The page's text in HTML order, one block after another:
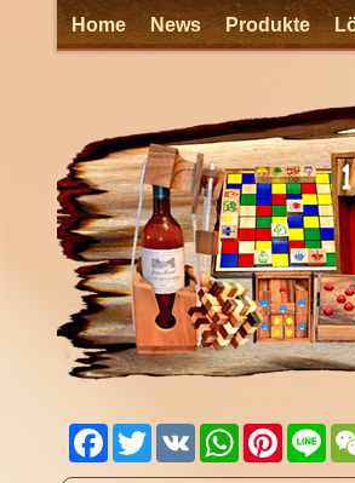
Home News Produkte
Facebook
TwitterVK WhatsAppPinterest
Line